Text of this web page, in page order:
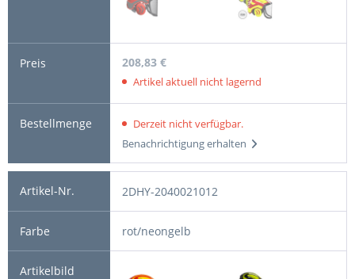
208,83 €
Artikel aktuell nicht lagernd
Derzeit nicht verfügbar.
Benachrichtigung erhalten
2DHY-2040021012
rot/neongelb